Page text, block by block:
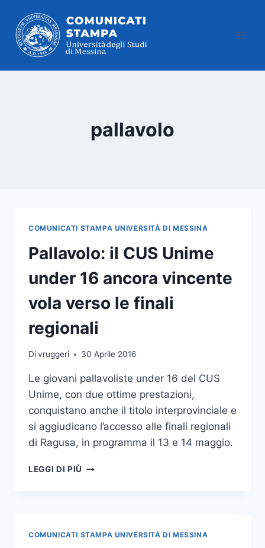
contenuto
pallavolo
COMUNICATI STAMPA UNIVERSITÀ DI MESSINA
Pallavolo: il CUS Unime
under 16 ancora vincente
vola verso le finali
regionali
Divruggeri 30 Aprile 2016
Le giovani pallavoliste under 16 del CUS
Unime, con due ottime prestazioni,
conquistano anche il titolo interprovinciale e
si aggiudicano l’accesso alle finali regionali
di Ragusa, in programma il 13 e 14 maggio.
LEGGI DI PIÙ PALLAVOLO:
COMUNICATI STAMPA UNIVERSITÀ DI MESSINA